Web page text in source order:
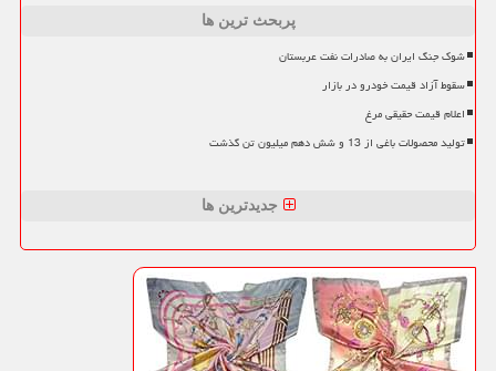
پربحث ترین ها
شوک جنگ ایران به صادرات نفت عربستان
سقوط آزاد قیمت خودرو در بازار
اعلام قیمت حقیقی مرغ
تولید محصولات باغی از 13 و شش دهم میلیون تن گذشت
جدیدترین ها